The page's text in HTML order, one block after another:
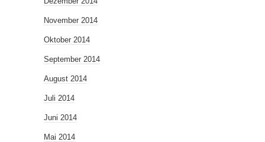
November 2014
Oktober 2014
September 2014
August 2014
Juli 2014
Juni 2014
Mai 2014